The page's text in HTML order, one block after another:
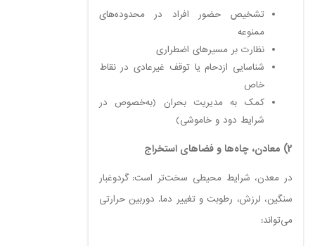
تشخیص حضور افراد در محدوده‌های
ممنوعه
نظارت بر مسیرهای اضطراری
شناسایی ازدحام یا توقف غیرعادی در نقاط
خاص
کمک به مدیریت بحران (به‌خصوص در
شرایط دود و خاموشی)
2) معادن، چاه‌ها و فضاهای استخراج
در معدن، شرایط محیطی سخت‌تر است: گردوغبار
سنگین، لرزش، رطوبت و تغییر دما. دوربین حرارتی
می‌تواند: